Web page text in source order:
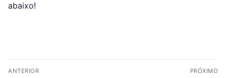
abaixo!
ANTERIOR PRÓXIMO